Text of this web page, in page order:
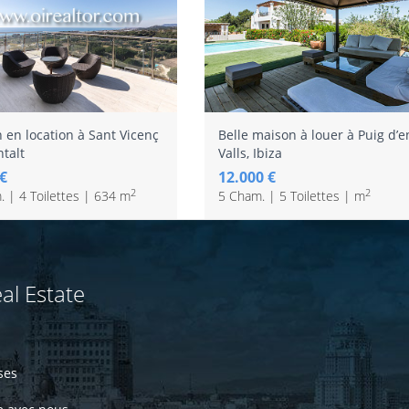
en location à Sant Vicenç
| 4 Toilettes | 634 m2
Belle maison à louer à Puig
Valls, Ibiza
12.000 €
5 Cham. | 5 Toilettes | m2
Estate